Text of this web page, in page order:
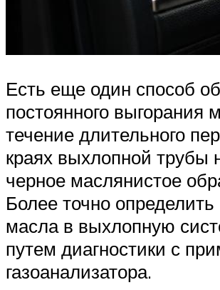
Есть еще один способ
постоянного выгорания
течение длительного
краях выхлопной трубы
черное маслянистое
Более точно
масла в выхлопную
путем диагностики с
газоанализатора.